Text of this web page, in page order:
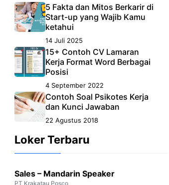
5 Fakta dan Mitos Berkarir di
Start-up yang Wajib Kamu
ketahui
14 Juli 2025
15+ Contoh CV Lamaran
Kerja Format Word Berbagai
Posisi
4 September 2022
Contoh Soal Psikotes Kerja
dan Kunci Jawaban
22 Agustus 2018
Loker Terbaru
Sales – Mandarin Speaker
PT Krakatau Posco